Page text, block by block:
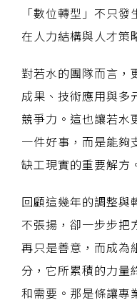
「數位轉型」不只
在人力結構與人才策
對若水的團隊而言，
成果、技術應用與多
競爭力。這也讓若水
一件好事，而是能夠
缺工現實的重要解方
回顧這幾年的調整與
不張揚，卻一步步把
再只是善意，而成為
分，它所累積的力量
和需要。那是條讓專